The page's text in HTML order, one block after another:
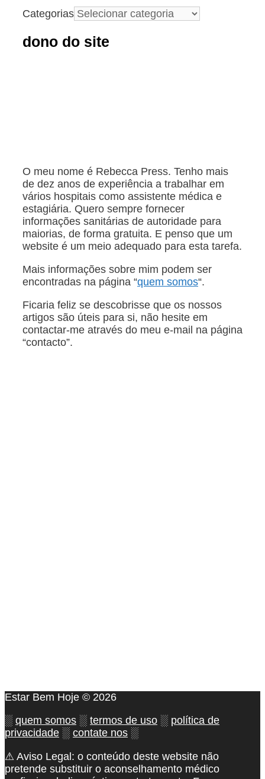
Categorias
dono do site
O meu nome é Rebecca Press. Tenho mais
de dez anos de experiência a trabalhar em
vários hospitais como assistente médica e
estagiária. Quero sempre fornecer
informações sanitárias de autoridade para
maiorias, de forma gratuita. E penso que um
website é um meio adequado para esta tarefa.
Mais informações sobre mim podem ser
encontradas na página “quem somos“.
Ficaria feliz se descobrisse que os nossos
artigos são úteis para si, não hesite em
contactar-me através do meu e-mail na página
“contacto”.
Estar Bem Hoje © 2026
░ quem somos ░ termos de uso ░ política de
privacidade ░ contate nos ░
⚠ Aviso Legal: o conteúdo deste website não
pretende substituir o aconselhamento médico